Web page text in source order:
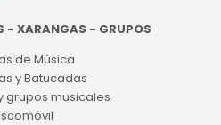
- XARANGAS - GRUPOS
de Música
y Batucadas
grupos musicales